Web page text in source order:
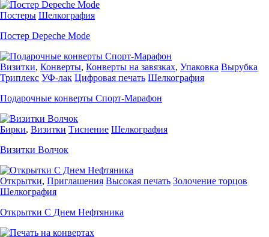
Постеры Шелкография
Постер Depeche Mode
Визитки, Конверты, Конверты на завязках, Упаковка Вырубка
Триплекс УФ-лак Цифровая печать Шелкография
Подарочные конверты Спорт-Марафон
Бирки, Визитки Тиснение Шелкография
Визитки Волчок
Открытки, Приглашения Высокая печать Золочение торцов
Шелкография
Открытки С Днем Нефтяника